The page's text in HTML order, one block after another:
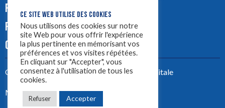
PODCASTS
PUB
CONTACT
Créez votre site avecYellowtie – Agence Digitale
Mentions légales
CE SITE WEB UTILISE DES COOKIES
Nous utilisons des cookies sur notre
site Web pour vous offrir l'expérience
la plus pertinente en mémorisant vos
préférences et vos visites répétées.
En cliquant sur "Accepter", vous
consentez à l'utilisation de tous les
cookies.
Refuser Accepter